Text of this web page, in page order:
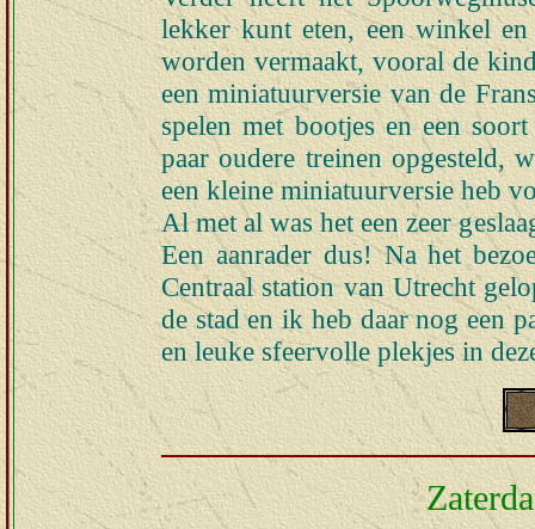
lekker kunt eten, een winkel
worden vermaakt, vooral de
een miniatuurversie van de
spelen met bootjes en een
paar oudere treinen opgesteld,
een kleine miniatuurversie heb
Al met al was het een zeer
Een aanrader dus! Na het
Centraal station van Utrecht
de stad en ik heb daar nog een
en leuke sfeervolle plekjes in